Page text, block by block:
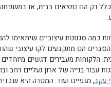
רק הם נמצאים בבית, או
כמה סגנונות עיצוביים שיתאימו
הם מתקבעים לקו עיצובי
הלקוחות מעבירים דגשים מיוחדים
בנייה של ארון נעליים רחב ובו
עקב, מגפיים ועוד. המטרה היא